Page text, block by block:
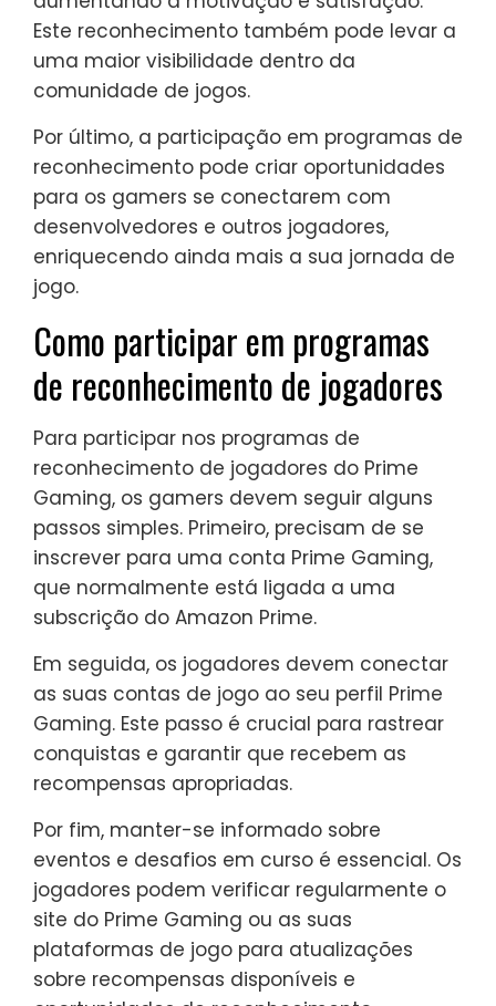
Este reconhecimento também pode levar a
uma maior visibilidade dentro da
comunidade de jogos.
Por último, a participação em programas de
reconhecimento pode criar oportunidades
para os gamers se conectarem com
desenvolvedores e outros jogadores,
enriquecendo ainda mais a sua jornada de
jogo.
Como participar em programas
de reconhecimento de jogadores
Para participar nos programas de
reconhecimento de jogadores do Prime
Gaming, os gamers devem seguir alguns
passos simples. Primeiro, precisam de se
inscrever para uma conta Prime Gaming,
que normalmente está ligada a uma
subscrição do Amazon Prime.
Em seguida, os jogadores devem conectar
as suas contas de jogo ao seu perfil Prime
Gaming. Este passo é crucial para rastrear
conquistas e garantir que recebem as
recompensas apropriadas.
Por fim, manter-se informado sobre
eventos e desafios em curso é essencial. Os
jogadores podem verificar regularmente o
site do Prime Gaming ou as suas
plataformas de jogo para atualizações
sobre recompensas disponíveis e